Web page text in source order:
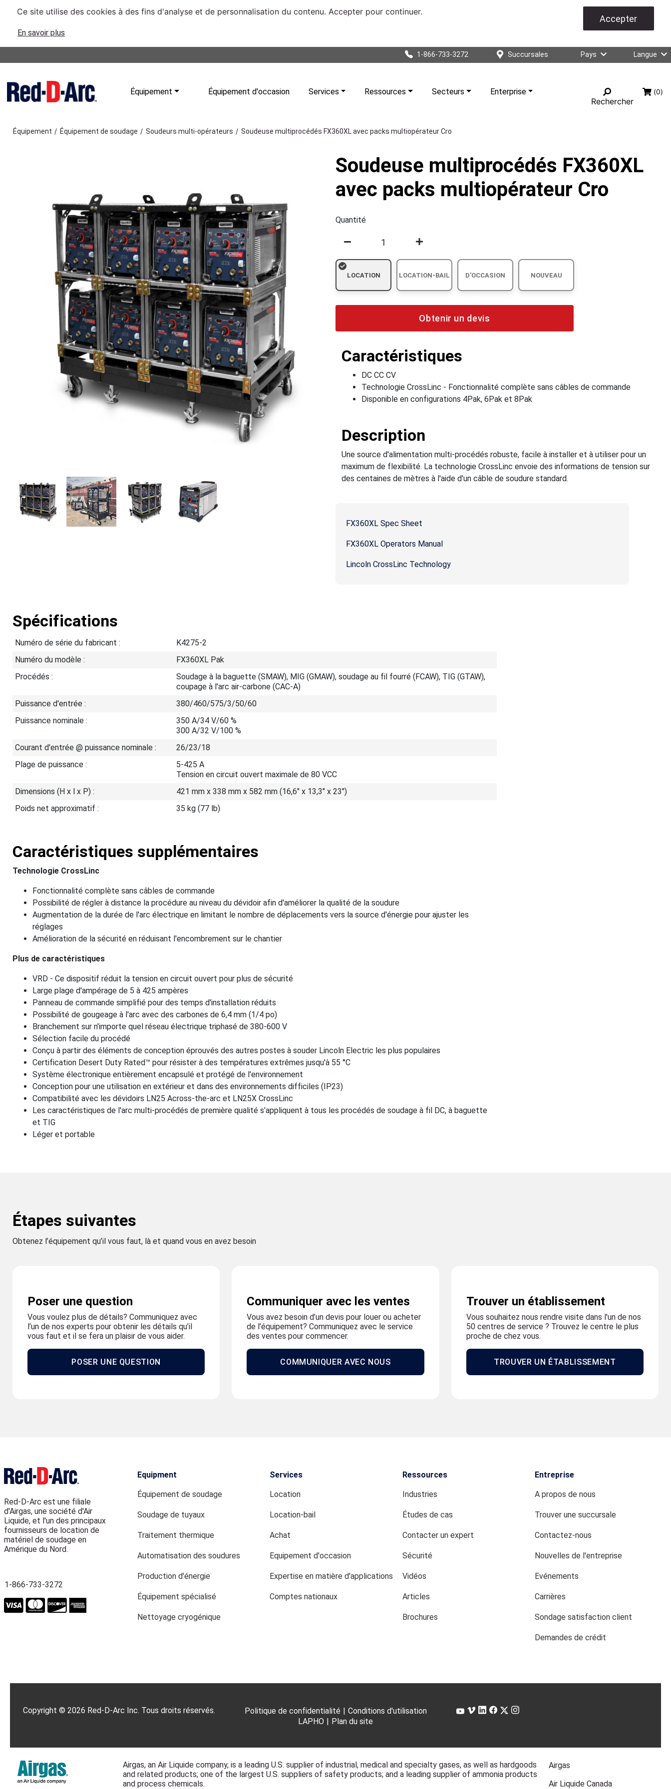
Ce site utilise des cookies à des fins d'analyse et de personnalisation du contenu. Accepter pour continuer.
En savoir plus
Accepter
1-866-733-3272 Succursales Pays Langue
Équipement Équipement d'occasion Services Ressources Secteurs Enterprise
Rechercher
(0)
Équipement / Équipement de soudage / Soudeurs multi-opérateurs / Soudeuse multiprocédés FX360XL avec packs multiopérateur Cro
Soudeuse multiprocédés FX360XL
avec packs multiopérateur Cro
Quantité
LOCATION LOCATION-BAIL D'OCCASION NOUVEAU
Obtenir un devis
Caractéristiques
DC CC CV
Technologie CrossLinc - Fonctionnalité complète sans câbles de commande
Disponible en configurations 4Pak, 6Pak et 8Pak
Description
Une source d'alimentation multi-procédés robuste, facile à installer et à utiliser pour un
maximum de flexibilité. La technologie CrossLinc envoie des informations de tension sur
des centaines de mètres à l'aide d'un câble de soudure standard.
FX360XL Spec Sheet
FX360XL Operators Manual
Lincoln CrossLinc Technology
Spécifications
Numéro de série du fabricant :
K4275-2
Numéro du modèle :
FX360XL Pak
Procédés :
Soudage à la baguette (SMAW), MIG (GMAW), soudage au fil fourré (FCAW), TIG (GTAW),
coupage à l'arc air-carbone (CAC-A)
Puissance d'entrée :
380/460/575/3/50/60
Puissance nominale :
350 A/34 V/60 %
300 A/32 V/100 %
Courant d'entrée @ puissance nominale :
26/23/18
Plage de puissance :
5-425 A
Tension en circuit ouvert maximale de 80 VCC
Dimensions (H x l x P) :
421 mm x 338 mm x 582 mm (16,6" x 13,3" x 23")
Poids net approximatif :
35 kg (77 lb)
Caractéristiques supplémentaires
Technologie CrossLinc
Fonctionnalité complète sans câbles de commande
Possibilité de régler à distance la procédure au niveau du dévidoir afin d'améliorer la qualité de la soudure
Augmentation de la durée de l'arc électrique en limitant le nombre de déplacements vers la source d'énergie pour ajuster les
réglages
Amélioration de la sécurité en réduisant l'encombrement sur le chantier
Plus de caractéristiques
VRD - Ce dispositif réduit la tension en circuit ouvert pour plus de sécurité
Large plage d'ampérage de 5 à 425 ampères
Panneau de commande simplifié pour des temps d'installation réduits
Possibilité de gougeage à l'arc avec des carbones de 6,4 mm (1/4 po)
Branchement sur n'importe quel réseau électrique triphasé de 380-600 V
Sélection facile du procédé
Conçu à partir des éléments de conception éprouvés des autres postes à souder Lincoln Electric les plus populaires
Certification Desert Duty Rated™ pour résister à des températures extrêmes jusqu'à 55 °C
Système électronique entièrement encapsulé et protégé de l'environnement
Conception pour une utilisation en extérieur et dans des environnements difficiles (IP23)
Compatibilité avec les dévidoirs LN25 Across-the-arc et LN25X CrossLinc
Les caractéristiques de l'arc multi-procédés de première qualité s’appliquent à tous les procédés de soudage à fil DC, à baguette
et TIG
Léger et portable
Étapes suivantes
Obtenez l’équipement qu’il vous faut, là et quand vous en avez besoin
Poser une question
Vous voulez plus de détails? Communiquez avec
l’un de nos experts pour obtenir les détails qu’il
vous faut et il se fera un plaisir de vous aider.
POSER UNE QUESTION
Communiquer avec les ventes
Vous avez besoin d’un devis pour louer ou acheter
de l’équipement? Communiquez avec le service
des ventes pour commencer.
COMMUNIQUER AVEC NOUS
Trouver un établissement
Vous souhaitez nous rendre visite dans l'un de nos
50 centres de service ? Trouvez le centre le plus
proche de chez vous.
TROUVER UN ÉTABLISSEMENT
Red-D-Arc est une filiale
d'Airgas, une société d'Air
Liquide, et l'un des principaux
fournisseurs de location de
matériel de soudage en
Amérique du Nord.
1-866-733-3272
Equipment
Équipement de soudage
Soudage de tuyaux
Traitement thermique
Automatisation des soudures
Production d'énergie
Équipement spécialisé
Nettoyage cryogénique
Services
Location
Location-bail
Achat
Equipement d'occasion
Expertise en matière d'applications
Comptes nationaux
Ressources
Industries
Études de cas
Contacter un expert
Sécurité
Vidéos
Articles
Brochures
Entreprise
A propos de nous
Trouver une succursale
Contactez-nous
Nouvelles de l'entreprise
Evénements
Carrières
Sondage satisfaction client
Demandes de crédit
Copyright © 2026 Red-D-Arc Inc. Tous droits réservés. Politique de confidentialité | Conditions d'utilisation
LAPHO | Plan du site
Airgas, an Air Liquide company, is a leading U.S. supplier of industrial, medical and specialty gases, as well as hardgoods
and related products; one of the largest U.S. suppliers of safety products; and a leading supplier of ammonia products
and process chemicals.
Airgas
Air Liquide Canada